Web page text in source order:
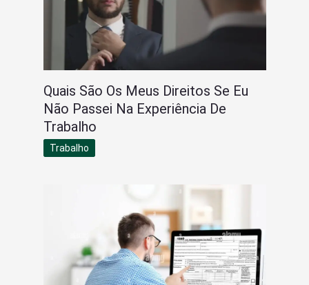
Quais São Os Meus Direitos Se Eu
Não Passei Na Experiência De
Trabalho
Trabalho